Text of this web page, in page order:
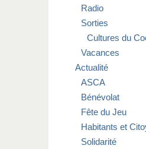
Radio
Sorties
Cultures du
Vacances
Actualité
ASCA
Bénévolat
Fête du Jeu
Habitants et
Solidarité